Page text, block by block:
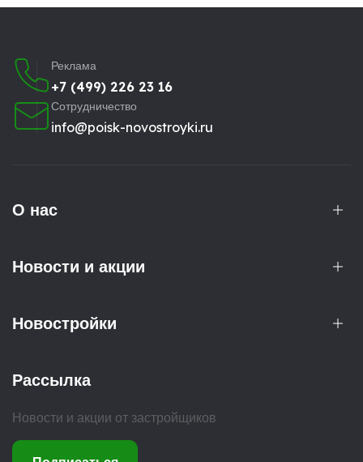
Реклама
+7 (499) 226 23 16
Сотрудничество
info@poisk-novostroyki.ru
О нас
Новости и акции
Новостройки
Рассылка
Новости и акции от застройщиков